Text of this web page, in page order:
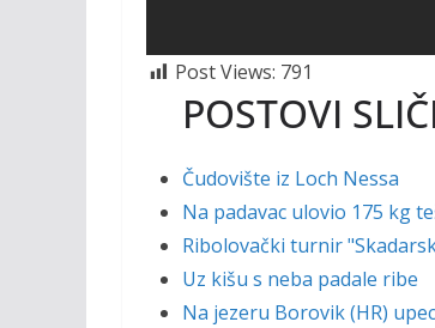
Post Views: 791
POSTOVI
Čudovište iz Loch Nessa
Na padavac ulovio 175 kg
Ribolovački turnir
Uz kišu s neba padale ribe
Na jezeru Borovik (HR)